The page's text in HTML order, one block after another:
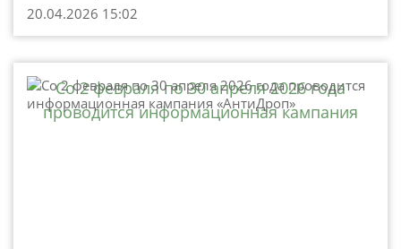
20.04.2026 15:02
Со 2 февраля по 30 апреля 2026 года
проводится информационная кампания